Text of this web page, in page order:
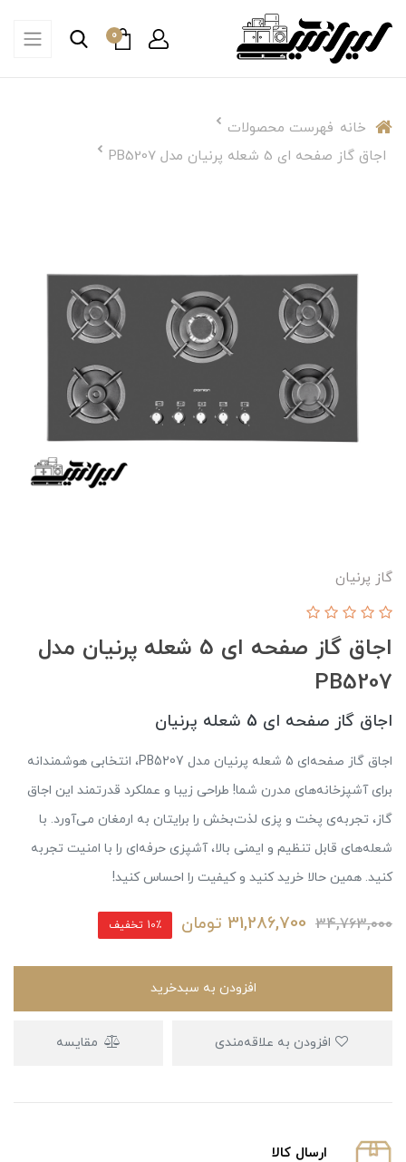
0
خانه فهرست محصولات
اجاق گاز صفحه ای 5 شعله پرنیان مدل PB5207
گاز پرنیان
اجاق گاز صفحه ای 5 شعله پرنیان مدل
PB5207
اجاق گاز صفحه ای 5 شعله پرنیان
اجاق گاز صفحه‌ای 5 شعله پرنیان مدل PB5207، انتخابی هوشمندانه
برای آشپزخانه‌های مدرن شما! طراحی زیبا و عملکرد قدرتمند این اجاق
گاز، تجربه‌ی پخت و پزی لذت‌بخش را برایتان به ارمغان می‌آورد. با
شعله‌های قابل تنظیم و ایمنی بالا، آشپزی حرفه‌ای را با امنیت تجربه
کنید. همین حالا خرید کنید و کیفیت را احساس کنید!
34,763,000
31,286,700 تومان 10٪ تخفیف
افزودن به سبدخرید
مقایسه
ارسال كالا